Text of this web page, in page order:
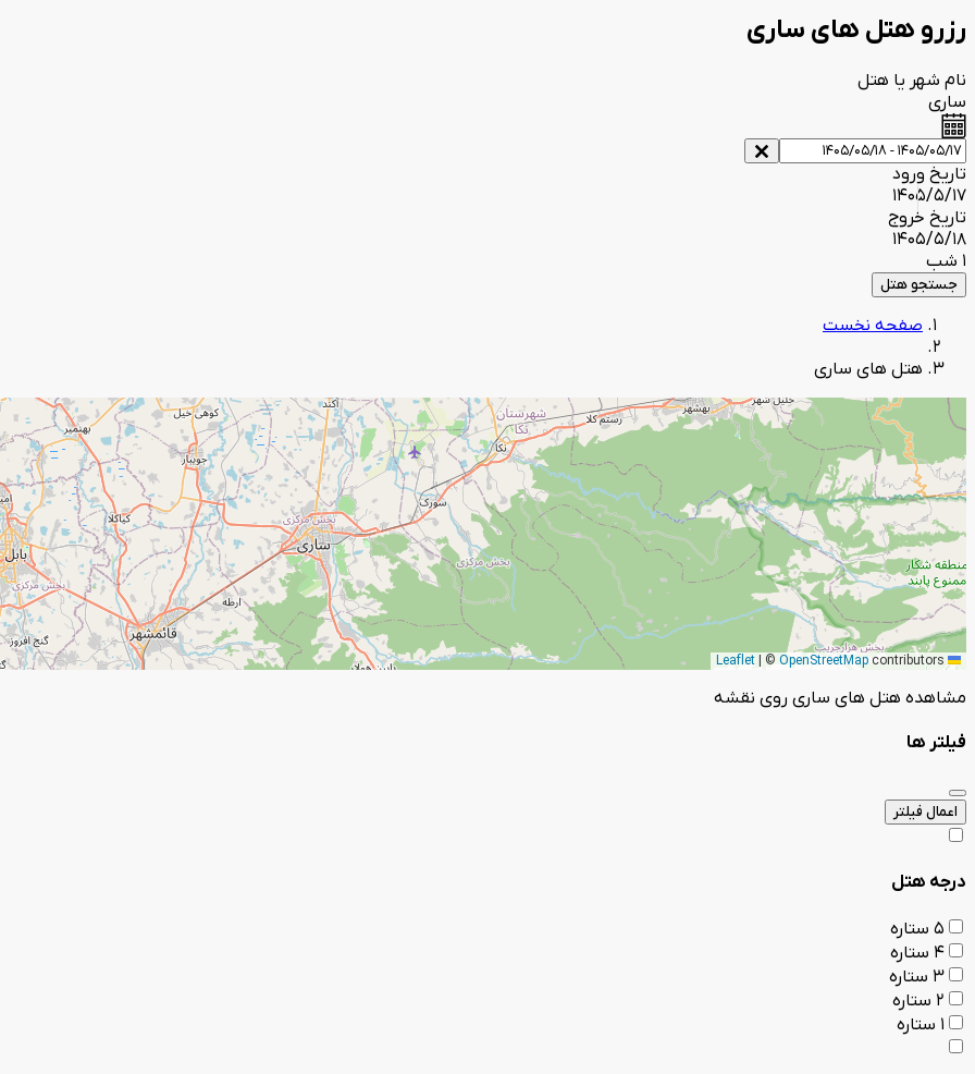
رزرو هتل های ساری
نام شهر یا هتل
ساری
تاریخ ورود
1405/5/17
تاریخ خروج
1405/5/18
1 شب
جستجو هتل
صفحه نخست
هتل های ساری
© OpenStreetMap contributors
مشاهده هتل های ساری روی نقشه
فیلتر ها
اعمال فیلتر
درجه هتل
5 ستاره
4 ستاره
3 ستاره
2 ستاره
1 ستاره